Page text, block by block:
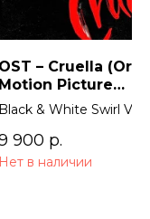
OST – Cruella
Motion Picture
Soundtrack) 2LP
Black & White Swirl
900 р.
Нет в наличии